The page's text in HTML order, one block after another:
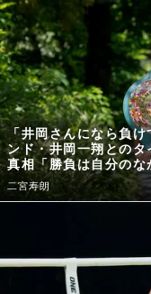
「井岡さんになら負
ンド・井岡一翔との
真相「勝負は自分のな
二宮寿朗